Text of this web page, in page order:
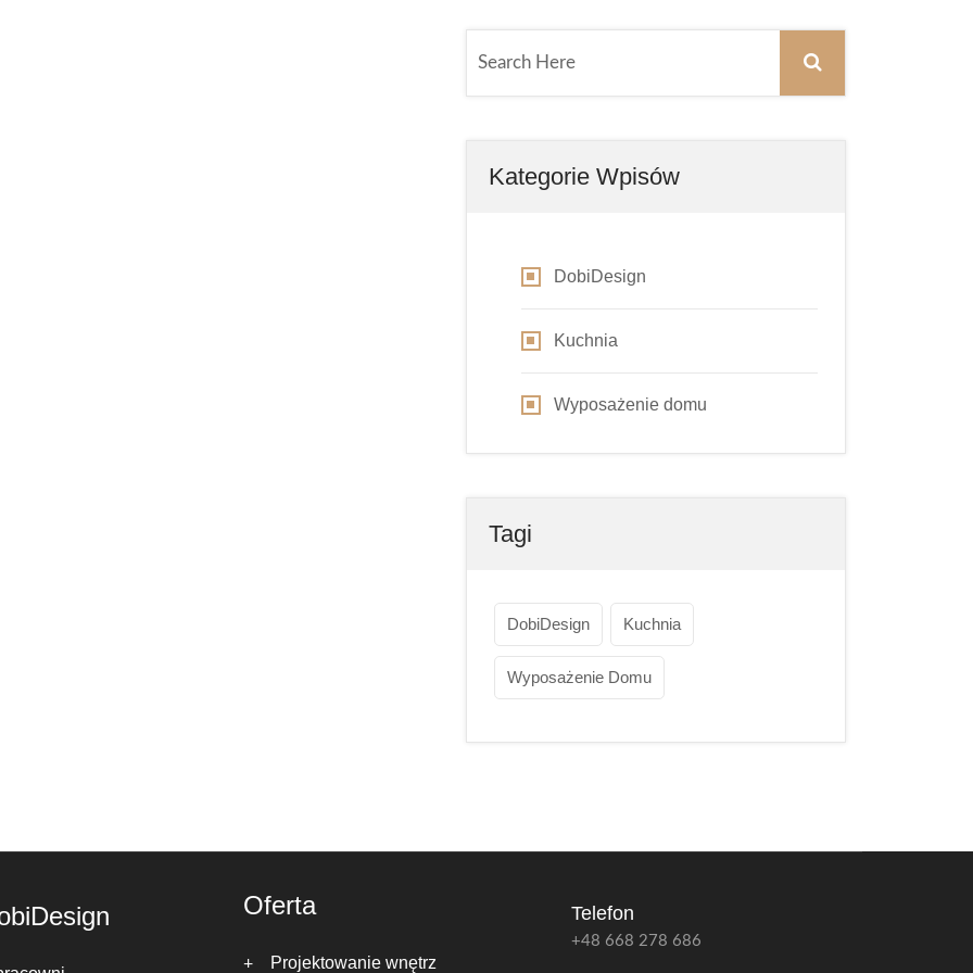
Kategorie Wpisów
DobiDesign
Kuchnia
Wyposażenie domu
Tagi
DobiDesign Kuchnia
Wyposażenie Domu
Oferta
Projektowanie wnętrz
Telefon
+48 668 278 686